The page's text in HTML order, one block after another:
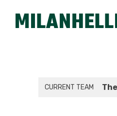
CURRENT TEAM